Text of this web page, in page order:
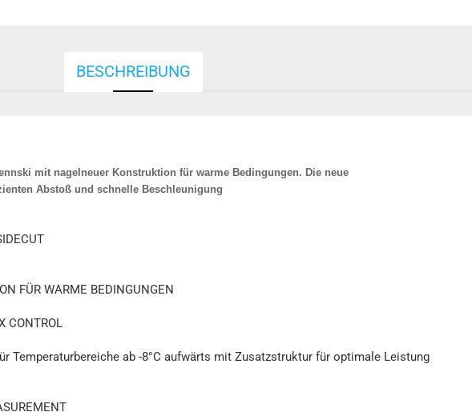
BESCHREIBUNG
mit nagelneuer Konstruktion für warme Bedingungen. Die neue
Abstoß und schnelle Beschleunigung
FÜR WARME BEDINGUNGEN
CONTROL
Temperaturbereiche ab -8°C aufwärts mit Zusatzstruktur für optimale Leistung